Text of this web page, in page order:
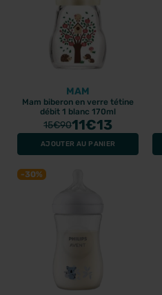
MAM
Mam biberon en verre tétine
débit 1 blanc 170ml
15€9011€13
AJOUTER AU PANIER
-30%